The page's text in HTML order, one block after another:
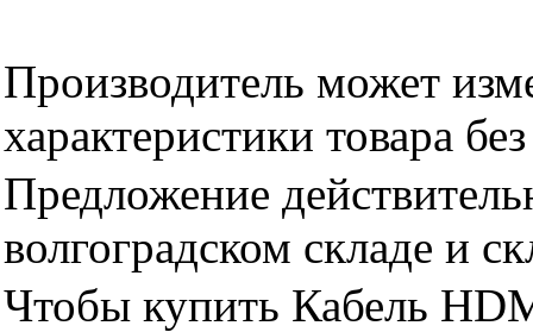
Производитель может
характеристики товара
Предложение
волгоградском складе и
Чтобы купить Кабель